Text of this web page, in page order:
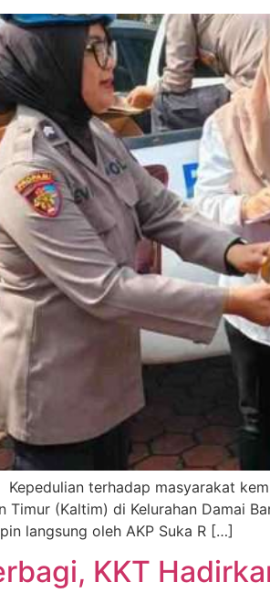
terhadap masyarakat kembali
Timur (Kaltim) di Kelurahan Damai
langsung oleh AKP Suka R […]
KKT